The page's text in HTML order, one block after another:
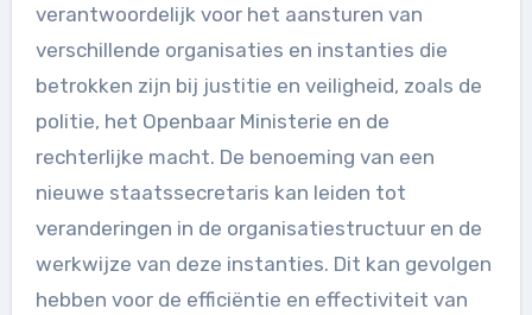
verantwoordelijk voor het aansturen van
verschillende organisaties en instanties die
betrokken zijn bij justitie en veiligheid, zoals de
politie, het Openbaar Ministerie en de
rechterlijke macht. De benoeming van een
nieuwe staatssecretaris kan leiden tot
veranderingen in de organisatiestructuur en de
werkwijze van deze instanties. Dit kan gevolgen
hebben voor de efficiëntie en effectiviteit van